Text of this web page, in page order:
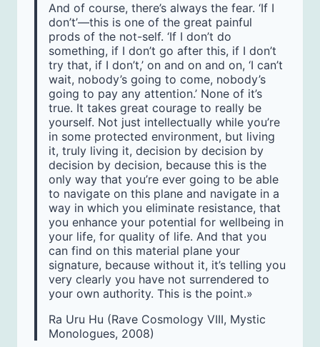
And of course, there’s always the fear. ‘If I
don’t’—this is one of the great painful
prods of the not-self. ‘If I don’t do
something, if I don’t go after this, if I don’t
try that, if I don’t,’ on and on and on, ‘I can’t
wait, nobody’s going to come, nobody’s
going to pay any attention.’ None of it’s
true. It takes great courage to really be
yourself. Not just intellectually while you’re
in some protected environment, but living
it, truly living it, decision by decision by
decision by decision, because this is the
only way that you’re ever going to be able
to navigate on this plane and navigate in a
way in which you eliminate resistance, that
you enhance your potential for wellbeing in
your life, for quality of life. And that you
can find on this material plane your
signature, because without it, it’s telling you
very clearly you have not surrendered to
your own authority. This is the point.»
Ra Uru Hu (Rave Cosmology VIII, Mystic
Monologues, 2008)